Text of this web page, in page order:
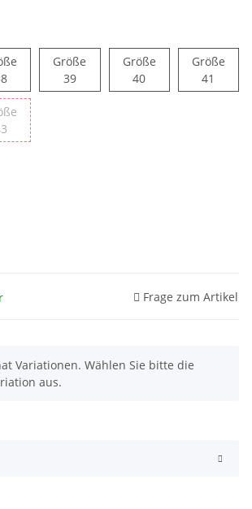
Größe 38
Größe
39Größe 39
Größe
40Größe 40
Größe
41
Größe 43
Frage zum Artikel
Variationen. Wählen Sie bitte die
aus.